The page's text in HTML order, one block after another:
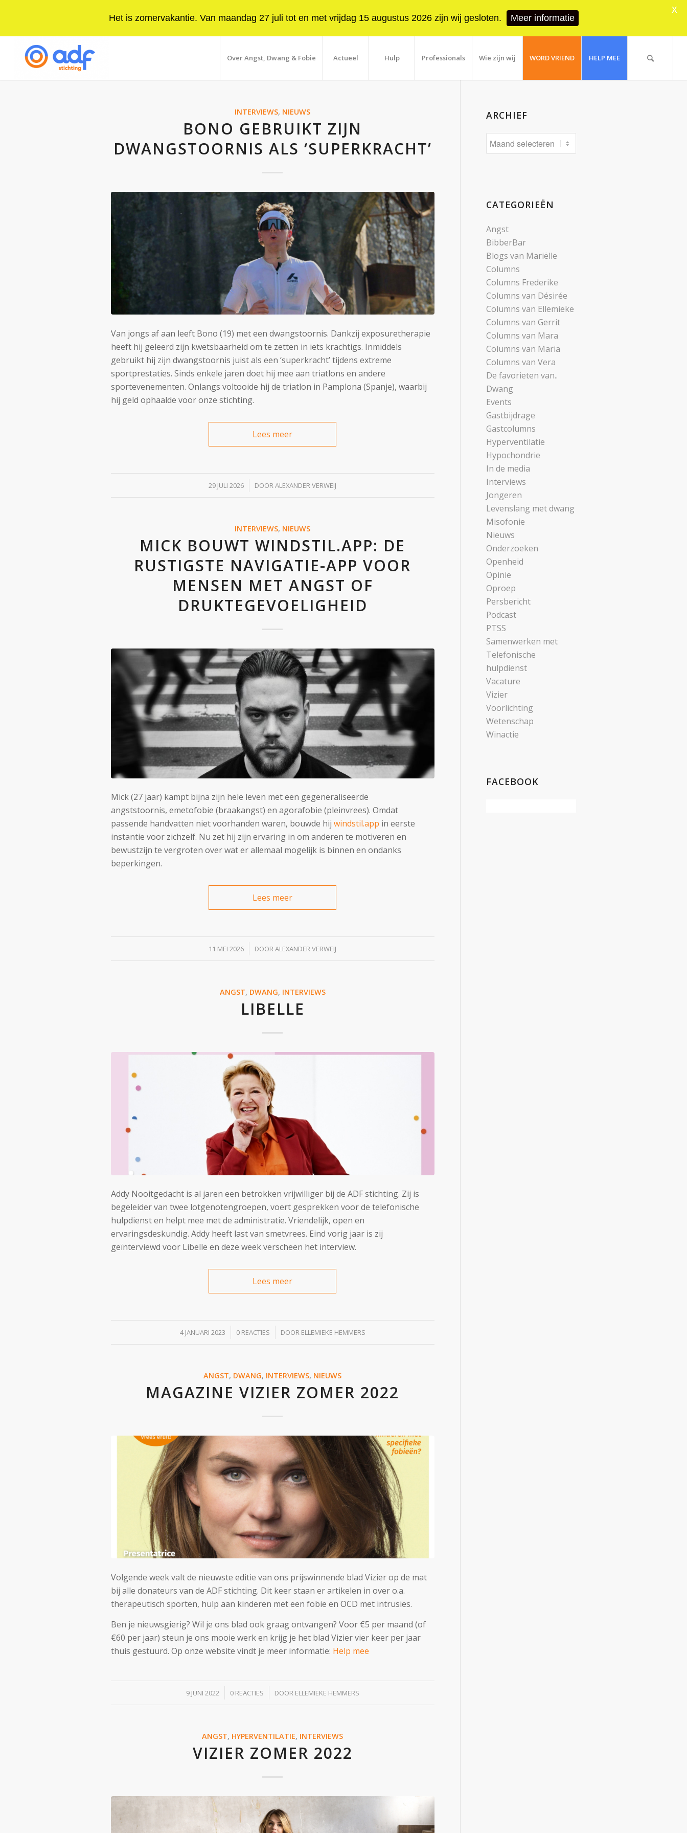
Over Angst, Dwang & Fobie Actueel Hulp Professionals Wie zijn wij WORD VRIEND HELP MEE
INTERVIEWS, NIEUWS
BONO GEBRUIKT ZIJN
DWANGSTOORNIS ALS ‘SUPERKRACHT’
Van jongs af aan leeft Bono (19) met een dwangstoornis. Dankzij exposuretherapie
heeft hij geleerd zijn kwetsbaarheid om te zetten in iets krachtigs. Inmiddels
gebruikt hij zijn dwangstoornis juist als een ‘superkracht’ tijdens extreme
sportprestaties. Sinds enkele jaren doet hij mee aan triatlons en andere
sportevenementen. Onlangs voltooide hij de triatlon in Pamplona (Spanje), waarbij
hij geld ophaalde voor onze stichting.
Lees meer
29 JULI 2026
/ DOORALEXANDER VERWEIJ
INTERVIEWS, NIEUWS
MICK BOUWT WINDSTIL.APP: DE
RUSTIGSTE NAVIGATIE-APP VOOR
MENSEN MET ANGST OF
DRUKTEGEVOELIGHEID
Mick(27 jaar) kampt bijna zijn hele leven met een gegeneraliseerde
angststoornis, emetofobie (braakangst) en agorafobie (pleinvrees). Omdat
passende handvatten niet voorhanden waren, bouwde hij windstil.app in eerste
instantie voor zichzelf. Nu zet hij zijn ervaring in om anderen te motiveren en
bewustzijn te vergroten over wat er allemaal mogelijk is binnen en ondanks
beperkingen.
Lees meer
11 MEI 2026
/ DOORALEXANDER VERWEIJ
ANGST, DWANG, INTERVIEWS
LIBELLE
Addy Nooitgedacht is al jaren een betrokken vrijwilliger bij de ADF stichting. Zij is
begeleider van twee lotgenotengroepen, voert gesprekken voor de telefonische
hulpdienst en helpt mee met de administratie. Vriendelijk, open en
ervaringsdeskundig. Addy heeft last van smetvrees. Eind vorig jaar is zij
geïnterviewd voor Libelle en deze week verscheen het interview.
Lees meer
4 JANUARI 2023
/ 0 REACTIES
/ DOOR ELLEMIEKE HEMMERS
ANGST, DWANG, INTERVIEWS, NIEUWS
MAGAZINE VIZIER ZOMER 2022
Volgende week valt de nieuwste editie van ons prijswinnende blad Vizier op de mat
bij alle donateurs van de ADF stichting. Dit keer staan er artikelen in over o.a.
therapeutisch sporten, hulp aan kinderen met een fobie en OCD met intrusies.
Ben je nieuwsgierig? Wil je ons blad ook graag ontvangen? Voor €5 per maand (of
€60 per jaar) steun je ons mooie werk en krijg je het blad Vizier vier keer per jaar
thuis gestuurd. Op onze website vindt je meer informatie: Help mee
9 JUNI 2022
/ 0 REACTIES
/ DOOR ELLEMIEKE HEMMERS
ANGST, HYPERVENTILATIE, INTERVIEWS
VIZIER ZOMER 2022
ARCHIEF
CATEGORIEËN
Angst
BibberBar
Blogs van Mariëlle
Columns
Columns Frederike
Columns van Désirée
Columns van Ellemieke
Columns van Gerrit
Columns van Mara
Columns van Maria
Columns van Vera
De favorieten van..
Dwang
Events
Gastbijdrage
Gastcolumns
Hyperventilatie
Hypochondrie
In de media
Interviews
Jongeren
Levenslang met dwang
Misofonie
Nieuws
Onderzoeken
Openheid
Opinie
Oproep
Persbericht
Podcast
PTSS
Samenwerken met
Telefonische
hulpdienst
Vacature
Vizier
Voorlichting
Wetenschap
Winactie
FACEBOOK
Het is zomervakantie. Van maandag 27 juli tot en met vrijdag 15 augustus 2026 zijn wij gesloten. Meer informatie
X